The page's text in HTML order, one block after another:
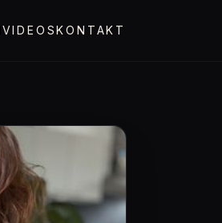
VIDEOSKONTAKT